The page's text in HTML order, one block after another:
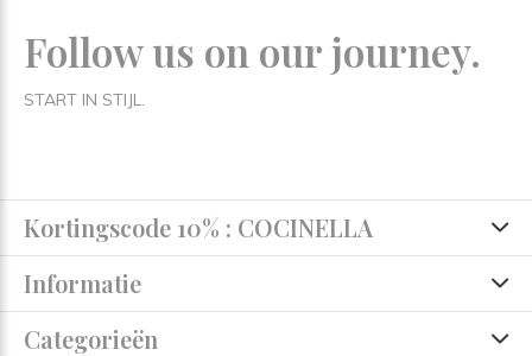
Follow us on our journey.
START IN STIJL.
Kortingscode 10% : COCINELLA
Informatie
Categorieën